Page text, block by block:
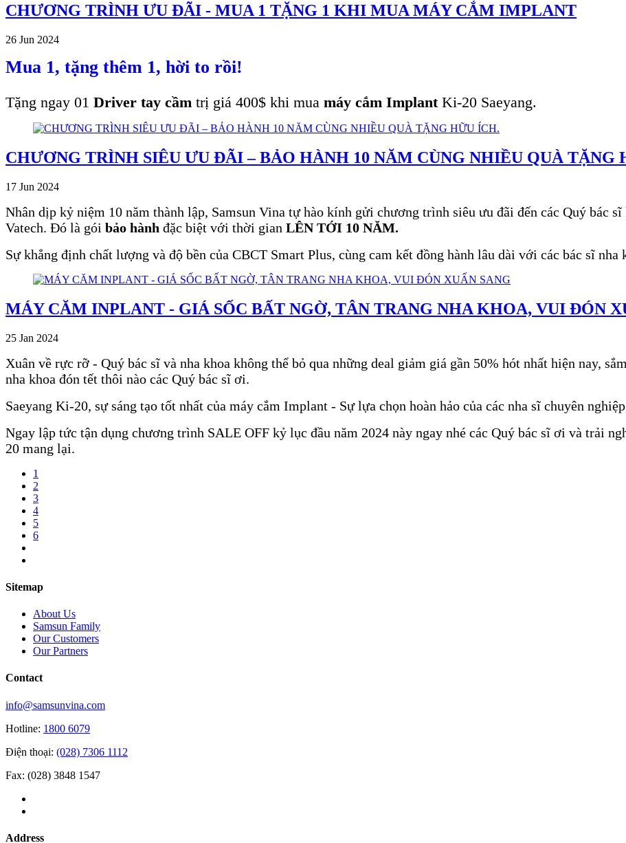
CHƯƠNG TRÌNH ƯU ĐÃI - MUA 1 TẶNG 1 KHI MUA MÁY CẮM IMPLANT
26 Jun 2024
Mua 1, tặng thêm 1, hời to rồi!
Tặng ngay 01 Driver tay cầm trị giá 400$ khi mua máy cắm ImplantKi-20 Saeyang.
CHƯƠNG TRÌNH SIÊU ƯU ĐÃI – BẢO HÀNH 10 NĂM CÙNG NHIỀU QUÀ TẶNG
17 Jun 2024
Nhân dịp kỷ niệm 10 năm thành lập, Samsun Vina tự hào kính gửi chương trình siêu ưu đãi đến các Quý bác
Vatech. Đó là gói bảo hành đặc biệt với thời gian LÊN TỚI 10 NĂM.
Sự khẳng định chất lượng và độ bền của CBCT Smart Plus, cùng cam kết đồng hành lâu dài với các bác sĩ nha
MÁY CĂM INPLANT - GIÁ SỐC BẤT NGỜ, TÂN TRANG NHA KHOA, VUI ĐÓN
25 Jan 2024
Xuân về rực rỡ - Quý bác sĩ và nha khoa không thể bỏ qua những deal giảm giá gần 50% hót nhất hiện nay,
nha khoa đón tết thôi nào các Quý bác sĩ ơi.
Saeyang Ki-20, sự sáng tạo tốt nhất của máy cắm Implant - Sự lựa chọn hoàn hảo của các nha sĩ chuyên nghiệp
Ngay lập tức tận dụng chương trình SALE OFF kỷ lục đầu năm 2024 này ngay nhé các Quý bác sĩ ơi và trải
20 mang lại.
1
2
3
4
5
6
Sitemap
About Us
Samsun Family
Our Customers
Our Partners
Contact
info@samsunvina.com
Hotline: 1800 6079
Điện thoại: (028) 7306 1112
Fax: (028) 3848 1547
Address